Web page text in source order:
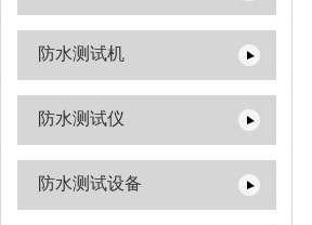
防水测试机
防水测试仪
防水测试设备